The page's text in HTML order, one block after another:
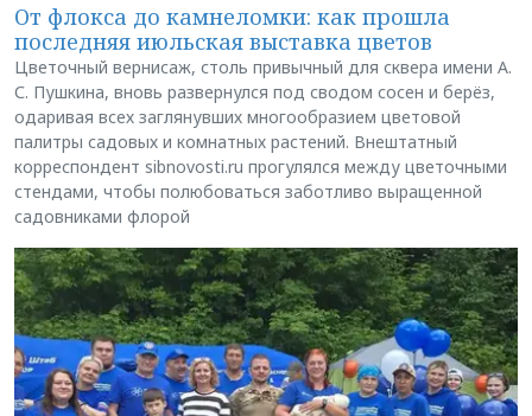
От флокса до камнеломки: как прошла
последняя июльская выставка цветов
Цветочный вернисаж, столь привычный для сквера имени А.
С. Пушкина, вновь развернулся под сводом сосен и берёз,
одаривая всех заглянувших многообразием цветовой
палитры садовых и комнатных растений. Внештатный
корреспондент sibnovosti.ru прогулялся между цветочными
стендами, чтобы полюбоваться заботливо выращенной
садовниками флорой